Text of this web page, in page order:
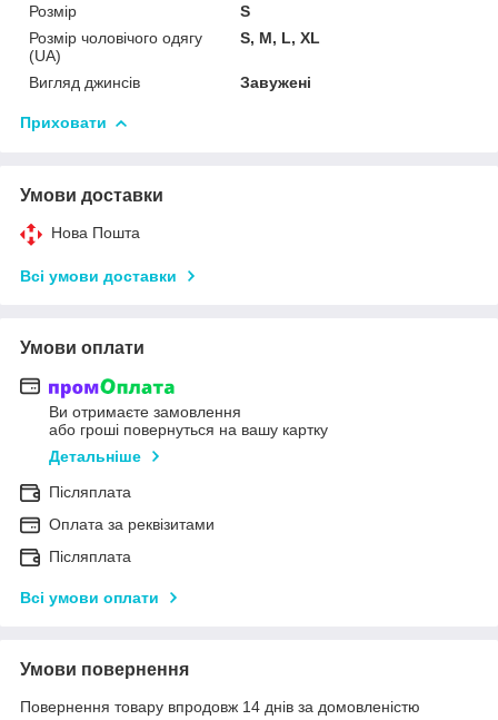
Розмір
S
Розмір чоловічого одягу
(UA)
S, M, L, XL
Вигляд джинсів Завужені
Приховати
Умови доставки
Нова Пошта
Всі умови доставки
Умови оплати
Ви отримаєте замовлення
або гроші повернуться на вашу картку
Детальніше
Післяплата
Оплата за реквізитами
Післяплата
Всі умови оплати
Умови повернення
Повернення товару впродовж 14 днів за домовленістю